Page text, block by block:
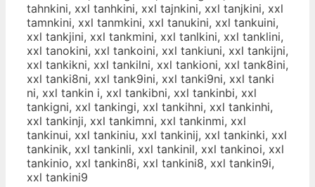
tahnkini, xxl tanhkini, xxl tajnkini, xxl tanjkini, xxl
tamnkini, xxl tanmkini, xxl tanukini, xxl tankuini,
xxl tankjini, xxl tankmini, xxl tanlkini, xxl tanklini,
xxl tanokini, xxl tankoini, xxl tankiuni, xxl tankijni,
xxl tankikni, xxl tankilni, xxl tankioni, xxl tank8ini,
xxl tanki8ni, xxl tank9ini, xxl tanki9ni, xxl tanki
ni, xxl tankin i, xxl tankibni, xxl tankinbi, xxl
tankigni, xxl tankingi, xxl tankihni, xxl tankinhi,
xxl tankinji, xxl tankimni, xxl tankinmi, xxl
tankinui, xxl tankiniu, xxl tankinij, xxl tankinki, xxl
tankinik, xxl tankinli, xxl tankinil, xxl tankinoi, xxl
tankinio, xxl tankin8i, xxl tankini8, xxl tankin9i,
xxl tankini9